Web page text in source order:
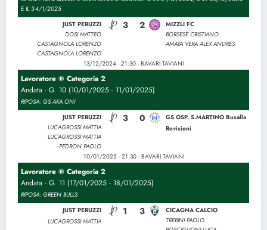
E IL 3-4/1/2025
JUST PERUZZI
DOSI MATTEO
CASTAGNOLA LORENZO
CASTAGNOLA LORENZO
3 2
MIZZLI FC
BORSESE CRISTIANO
AMAYA VERA ALEX ANDRES
13/12/2024 - 21:30 - BAVARI TAVIANI
Lavoratore ® Categoria 2
Andata - G. 10 (10/01/2025 - 11/01/2025)
RIPOSA: GS AKA ONI
JUST PERUZZI
LUCAGROSSI MATTIA
LUCAGROSSI MATTIA
PEDRON PAOLO
3 0
GS OSP. S.MARTINO Busalla
Revisioni
10/01/2025 - 21:30 - BAVARI TAVIANI
Lavoratore ® Categoria 2
Andata - G. 11 (17/01/2025 - 18/01/2025)
RIPOSA: GREEN BULLS
JUST PERUZZI
LUCAGROSSI MATTIA
1 3
CICAGNA CALCIO
TREBINI PAOLO